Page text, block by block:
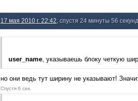
17 мая 2010 г. 22:42 , спустя 24 минуты 56 секунд
user_name, указываешь блоку четкую
но они ведь тут ширину не указывают!
Спустя 6 сек.